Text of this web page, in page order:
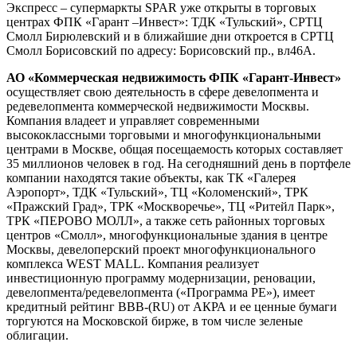
Экспресс – супермаркты SPAR уже открыты в торговых
центрах ФПК «Гарант –Инвест»: ТДК «Тульский», СРТЦ
Смолл Бирюлевский и в ближайшие дни откроется в СРТЦ
Смолл Борисовский по адресу: Борисовский пр., вл46А.
АО «Коммерческая недвижимость ФПК «Гарант-Инвест»
осуществляет свою деятельность в сфере девелопмента и
редевелопмента коммерческой недвижимости Москвы.
Компания владеет и управляет современными
высококлассными торговыми и многофункциональными
центрами в Москве, общая посещаемость которых составляет
35 миллионов человек в год. На сегодняшний день в портфеле
компании находятся такие объекты, как ТК «Галерея
Аэропорт», ТДК «Тульский», ТЦ «Коломенский», ТРК
«Пражский Град», ТРК «Москворечье», ТЦ «Ритейл Парк»,
ТРК «ПЕРОВО МОЛЛ», а также сеть районных торговых
центров «Смолл», многофункциональные здания в центре
Москвы, девелоперский проект многофункционального
комплекса WEST MALL. Компания реализует
инвестиционную программу модернизации, реновации,
девелопмента/редевелопмента («Программа РЕ»), имеет
кредитный рейтинг BBB-(RU) от АКРА и ее ценные бумаги
торгуются на Московской бирже, в том числе зеленые
облигации.